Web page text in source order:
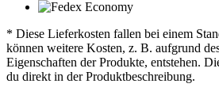
* Diese Lieferkosten fallen bei einem
können weitere Kosten, z. B. aufgrund
Eigenschaften der Produkte, entstehen.
du direkt in der Produktbeschreibung.